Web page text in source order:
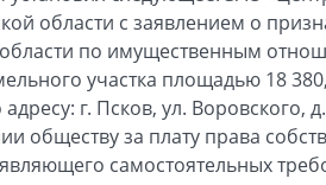
области с заявлением о
области по имущественным
участка площадью 18
г. Псков, ул. Воровского,
обществу за плату права
самостоятельных